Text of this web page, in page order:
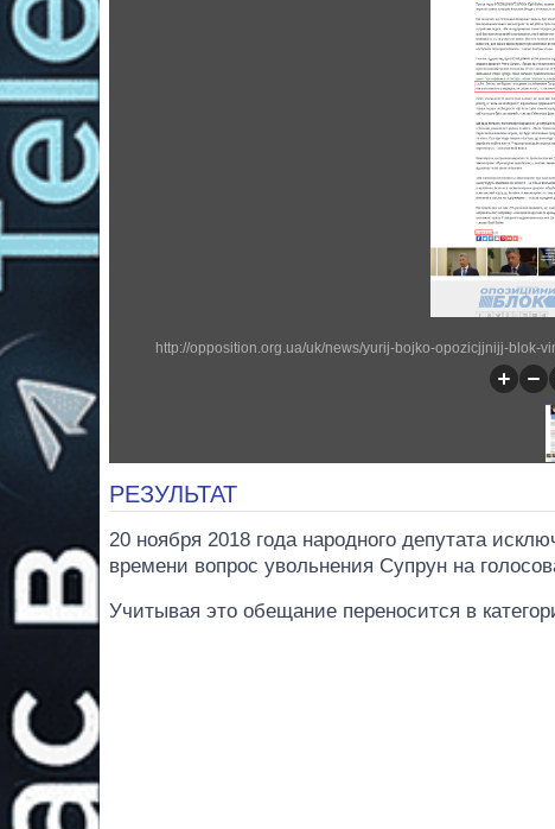
РЕЗУЛЬТАТ
20 ноября 2018 года народного депутата
времени вопрос увольнения Супрун на
Учитывая это обещание переносится в